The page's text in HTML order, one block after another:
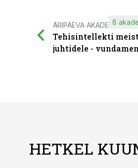
ÄRIPÄEVA AKADEEMIA
Tehisintellekti
juhtidele -
8
HETKEL